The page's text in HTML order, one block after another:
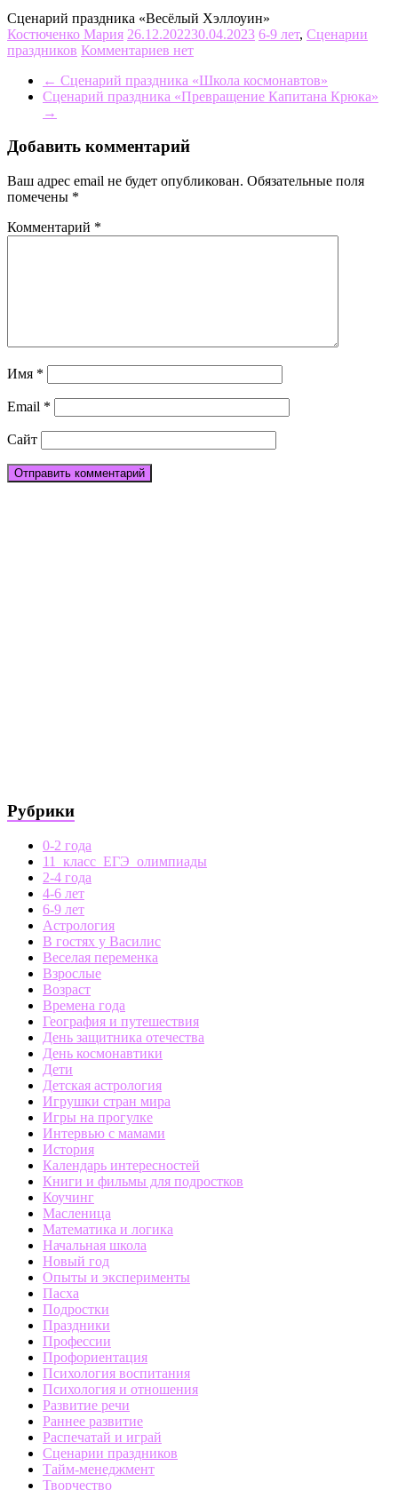
Сценарий праздника «Весёлый Хэллоуин»
Костюченко Мария 26.12.202230.04.2023 6-9 лет, Сценарии
праздников Комментариев нет
← Сценарий праздника «Школа космонавтов»
Сценарий праздника «Превращение Капитана Крюка»
→
Добавить комментарий
Ваш адрес email не будет опубликован. Обязательные поля
помечены *
Комментарий *
Имя *
Email *
Сайт
Рубрики
0-2 года
11_класс_ЕГЭ_олимпиады
2-4 года
4-6 лет
6-9 лет
Астрология
В гостях у Василис
Веселая переменка
Взрослые
Возраст
Времена года
География и путешествия
День защитника отечества
День космонавтики
Дети
Детская астрология
Игрушки стран мира
Игры на прогулке
Интервью с мамами
История
Календарь интересностей
Книги и фильмы для подростков
Коучинг
Масленица
Математика и логика
Начальная школа
Новый год
Опыты и эксперименты
Пасха
Подростки
Праздники
Профессии
Профориентация
Психология воспитания
Психология и отношения
Развитие речи
Раннее развитие
Распечатай и играй
Сценарии праздников
Тайм-менеджмент
Творчество